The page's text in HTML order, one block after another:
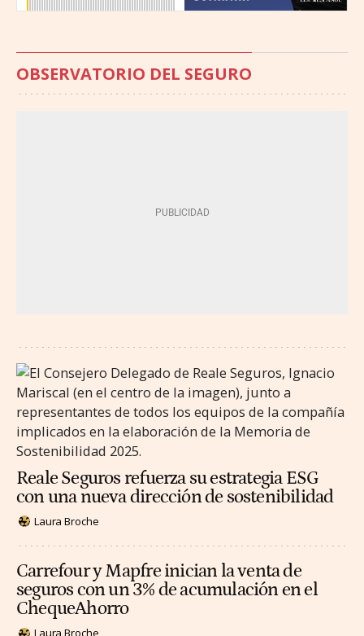
OBSERVATORIO DEL SEGURO
Reale Seguros refuerza su estrategia ESG
con una nueva dirección de sostenibilidad
Laura Broche
Carrefour y Mapfre inician la venta de
seguros con un 3% de acumulación en el
ChequeAhorro
Laura Broche